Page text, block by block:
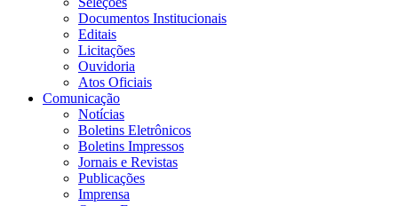
Documentos Institucionais
Editais
Licitações
Ouvidoria
Atos Oficiais
Comunicação
Notícias
Boletins Eletrônicos
Boletins Impressos
Jornais e Revistas
Publicações
Imprensa